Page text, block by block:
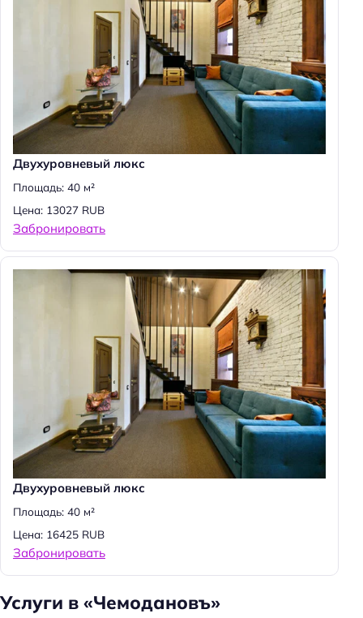
Двухуровневый люкс
Площадь: 40 м²
Цена: 13027 RUB
Забронировать
Двухуровневый люкс
Площадь: 40 м²
Цена: 16425 RUB
Забронировать
Услуги в «Чемодановъ»